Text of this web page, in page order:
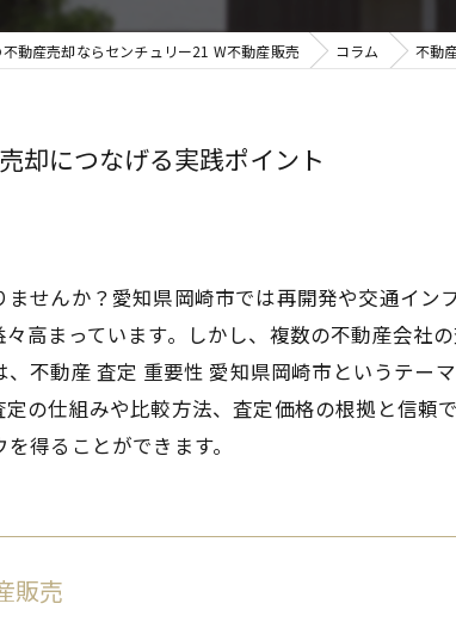
動産売却ならセンチュリー21 W不動産販売 コラム 不動
却につなげる実践ポイント
せんか？愛知県岡崎市では再開発や交通イ
高まっています。しかし、複数の不動産会社
不動産 査定 重要性 愛知県岡崎市というテー
の仕組みや比較方法、査定価格の根拠と信頼
得ることができます。
販売